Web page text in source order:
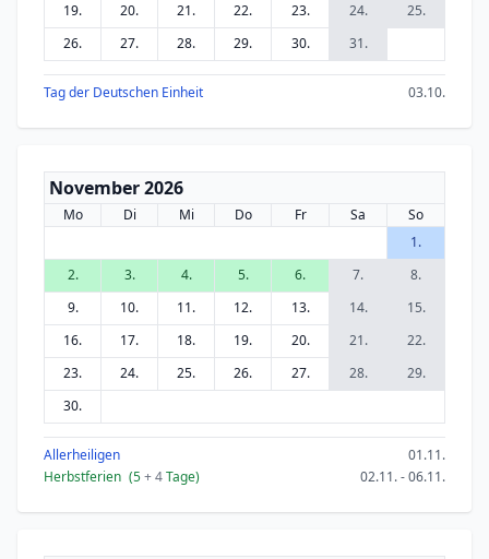
19.
20. 21. 22. 23. 24.
25.
26.
27. 28. 29. 30. 31.
Tag der Deutschen Einheit 03.10.
November 2026
Mo Di Mi Do Fr Sa
So
1.
2.
3. 4. 5. 6. 7.
8.
9.
10. 11. 12. 13. 14.
15.
16.
17. 18. 19. 20. 21.
22.
23.
24. 25. 26. 27. 28.
29.
30.
Allerheiligen
01.11.
Herbstferien (5+ 4Tage) 02.11. - 06.11.